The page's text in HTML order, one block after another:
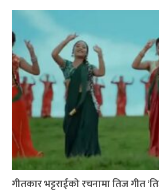
गीतकार भट्टराईको रचनामा तिज गीत